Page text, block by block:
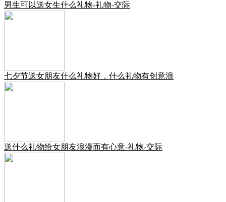
男生可以送女生什么礼物-礼物-交际
七夕节送女朋友什么礼物好，什么礼物有创意浪
送什么礼物给女朋友浪漫而有心意-礼物-交际